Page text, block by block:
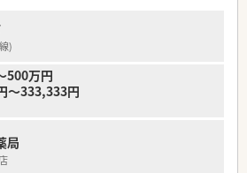
プ体制が整っているため、急な休みが必要な
力し合える安心の環境があります。
前の病院が休診となるため、交代で休みを取
フト調整が行われています。
アイメージ】
費用補助や学会参加への支援があり、専門性
や実績次第では30代でも高年収を目指すこ
頑張りが正当に評価されます。
)
500万円
～333,333円
局